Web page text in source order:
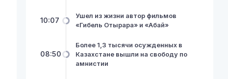
10:07
Ушел из жизни автор фильмов
«Гибель Отырара» и «Абай»
08:50
Более 1,3 тысячи осужденных в
Казахстане вышли на свободу по
амнистии